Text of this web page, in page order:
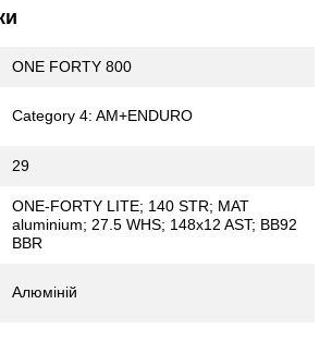
ONE FORTY 800
Category 4: AM+ENDURO
29
ONE-FORTY LITE; 140 STR; MAT
aluminium; 27.5 WHS; 148x12 AST; BB92
BBR
Алюміній